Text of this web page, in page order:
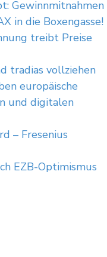
Gewinnmitnahmen
in die Boxengasse!
treibt Preise
tradias vollziehen
europäische
und digitalen
– Fresenius
EZB-Optimismus